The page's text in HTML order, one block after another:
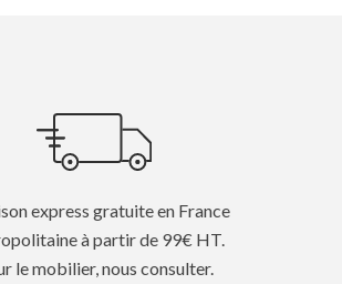
express gratuite en France
à partir de 99€ HT.
le mobilier, nous consulter.